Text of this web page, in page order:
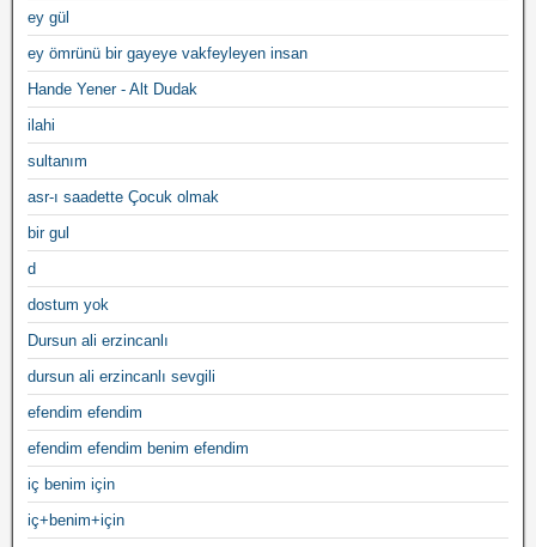
ey gül
ey ömrünü bir gayeye vakfeyleyen insan
Hande Yener - Alt Dudak
ilahi
sultanım
asr-ı saadette Çocuk olmak
bir gul
d
dostum yok
Dursun ali erzincanlı
dursun ali erzincanlı sevgili
efendim efendim
efendim efendim benim efendim
iç benim için
iç+benim+için